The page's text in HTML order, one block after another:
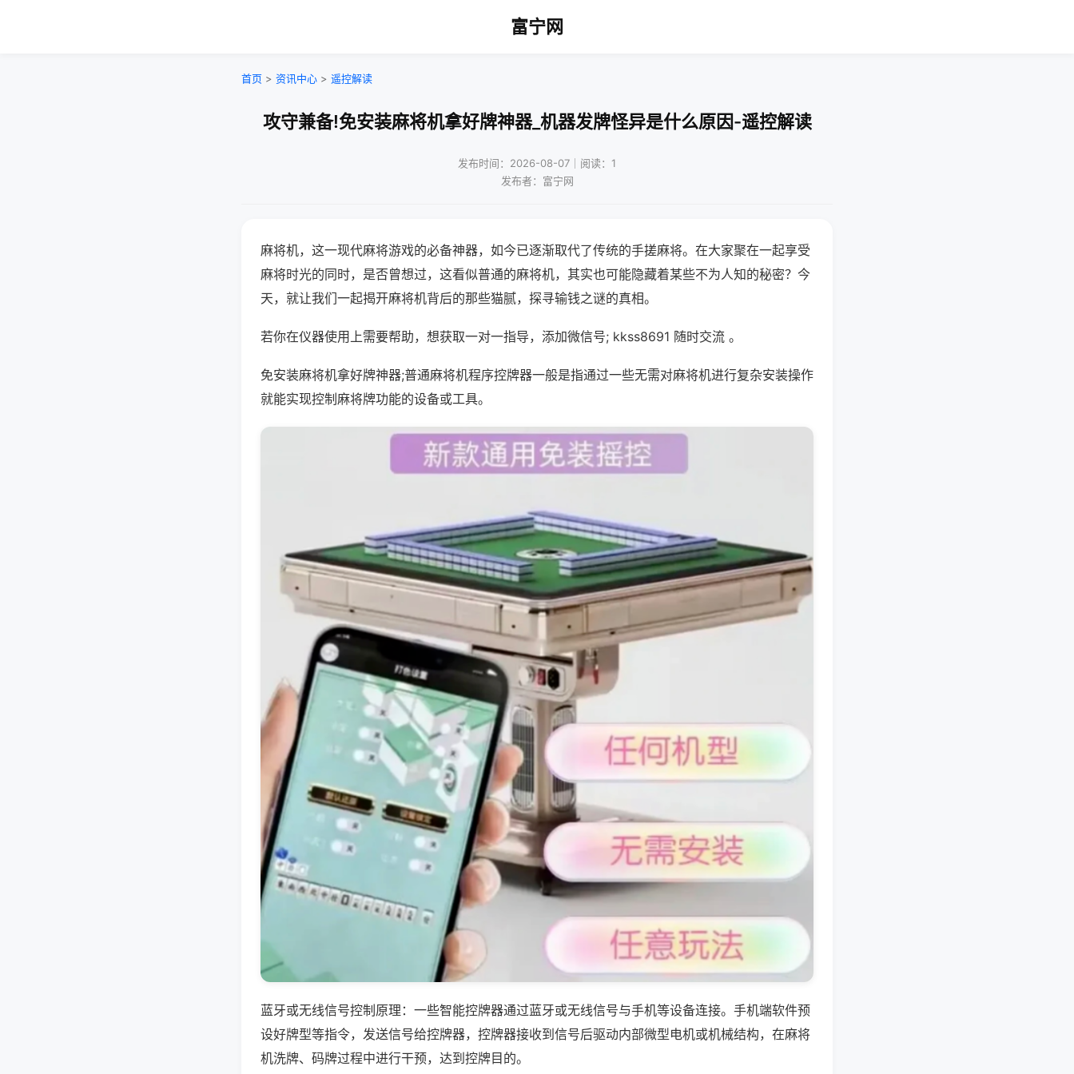
富宁网
首页 > 资讯中心 > 遥控解读
攻守兼备!免安装麻将机拿好牌神器_机器发牌怪异是什么原因-遥控解读
发布时间：2026-08-07｜阅读：1
发布者：富宁网
麻将机，这一现代麻将游戏的必备神器，如今已逐渐取代了传统的手搓麻将。在大家聚在一起享受
麻将时光的同时，是否曾想过，这看似普通的麻将机，其实也可能隐藏着某些不为人知的秘密？今
天，就让我们一起揭开麻将机背后的那些猫腻，探寻输钱之谜的真相。
若你在仪器使用上需要帮助，想获取一对一指导，添加微信号; kkss8691 随时交流 。
免安装麻将机拿好牌神器;普通麻将机程序控牌器一般是指通过一些无需对麻将机进行复杂安装操作
就能实现控制麻将牌功能的设备或工具。
蓝牙或无线信号控制原理：一些智能控牌器通过蓝牙或无线信号与手机等设备连接。手机端软件预
设好牌型等指令，发送信号给控牌器，控牌器接收到信号后驱动内部微型电机或机械结构，在麻将
机洗牌、码牌过程中进行干预，达到控牌目的。